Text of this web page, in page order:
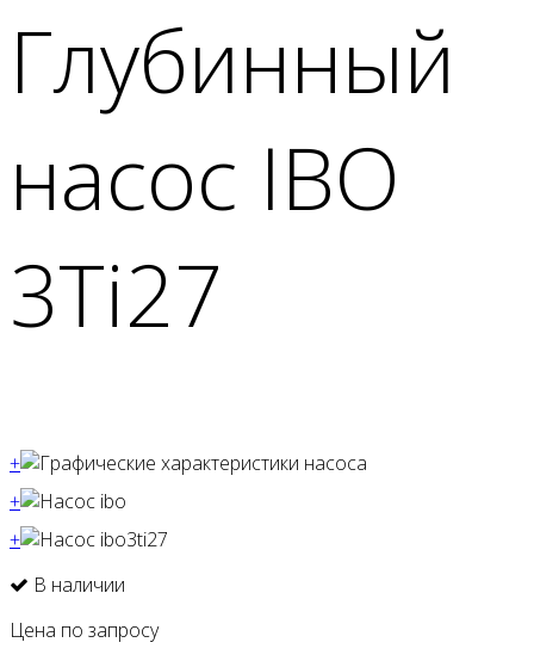
Глубинный
насос IBO
3Ti27
+
+
+
В наличии
Цена по запросу